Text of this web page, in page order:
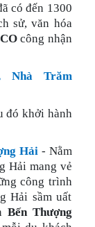
có đến 1300
sử, văn hóa
công nhận
Nhà Trăm
đó khởi hành
Hải- Nằm
Hải mang vẻ
công trình
Hải sầm uất
Bến Thượng